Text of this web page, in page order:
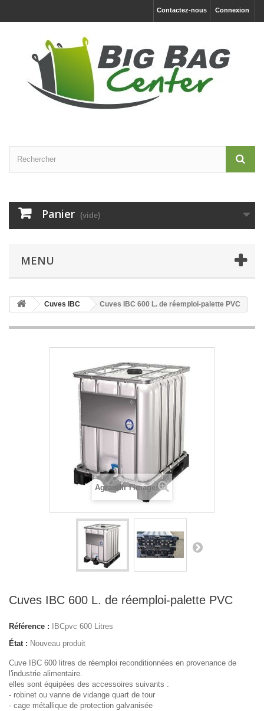
Connexion
Contactez-nous
Panier (vide)
MENU
Cuves IBC Cuves IBC 600 L. de réemploi-palette PVC
Agrandir l'image
Cuves IBC 600 L. de réemploi-palette PVC
Référence :
IBCpvc 600 Litres
État : Nouveau produit
Cuve IBC 600 litres de réemploi reconditionnées en provenance de
l'industrie alimentaire.
elles sont équipées des accessoires suivants :
- robinet ou vanne de vidange quart de tour
- cage métallique de protection galvanisée